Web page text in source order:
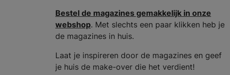
Bestel de magazines gemakkelijk in onze
webshop. Met slechts een paar klikken heb je
de magazines in huis.
Laat je inspireren door de magazines en geef
je huis de make-over die het verdient!